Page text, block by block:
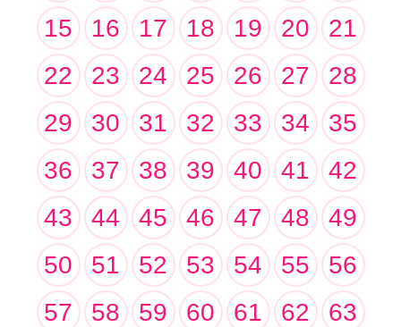
15
16 17 18 19 20
21
22
23 24 25 26 27
28
29
30 31 32 33 34
35
36
37 38 39 40 41
42
43
44 45 46 47 48
49
50
51 52 53 54 55
56
57
58 59 60 61 62
63